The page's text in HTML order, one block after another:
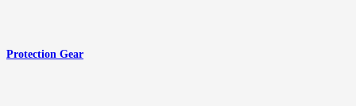
Protection Gear